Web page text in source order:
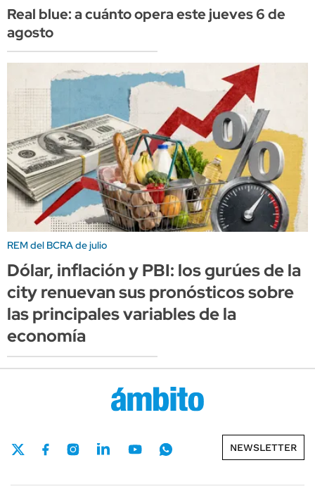
Real blue: a cuánto opera este jueves 6 de
agosto
REM del BCRA de julio
Dólar, inflación y PBI: los gurúes de la
city renuevan sus pronósticos sobre
las principales variables de la
economía
NEWSLETTER